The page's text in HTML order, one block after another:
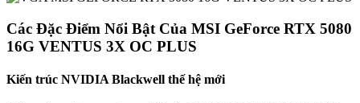
Các Đặc Điểm Nổi Bật Của MSI GeForce RTX 5080
16G VENTUS 3X OC PLUS
Kiến trúc NVIDIA Blackwell thế hệ mới